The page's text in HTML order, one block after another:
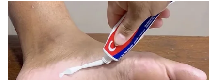
ಸುವರ್ಣ ನ್ಯೂಸ್‌ನಲ್ಲಿ ಮನರಂಜನಾ ವಿಭಾಗ ನೋಡಿ.
ಸಿನಿಮಾ ವಿಮರ್ಶೆಗಳು (
Kannada Movies Review
ತಾರೆಯರ ಸಂದರ್ಶನಗಳು, ಧಾರಾವಾಹಿ ಅಪ್‌ಡೇಟ್ಸ್‌,
ತೆರೆಮರೆಯ ಕಥೆಗಳು,
OTT ರಿಲೀಸ್‌ಗಳ ಬಗ್ಗೆ
ಮಾಹಿತಿಯೂ ಇಲ್ಲಿದೆ.